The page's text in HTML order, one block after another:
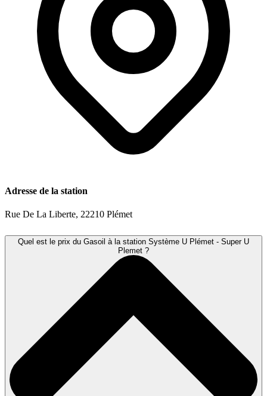
Adresse de la station
Rue De La Liberte, 22210 Plémet
Quel est le prix du Gasoil à la station Système U Plémet - Super U
Plemet ?